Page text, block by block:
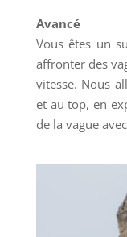
Avancé
Vous êtes un
affronter des
vitesse. Nous
et au top, en
de la vague